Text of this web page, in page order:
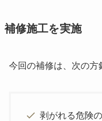
補修施工を実施
今回の補修は、次の方
剥がれる危険